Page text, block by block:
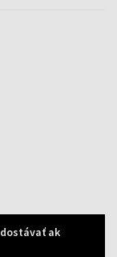
ak